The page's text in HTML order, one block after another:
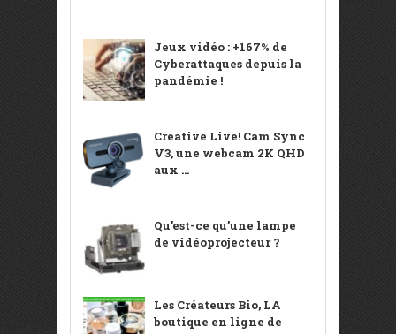
Jeux vidéo : +167% de
Cyberattaques depuis la
pandémie !
Creative Live! Cam Sync
V3, une webcam 2K QHD
aux ...
Qu’est-ce qu’une lampe
de vidéoprojecteur ?
Les Créateurs Bio, LA
boutique en ligne de